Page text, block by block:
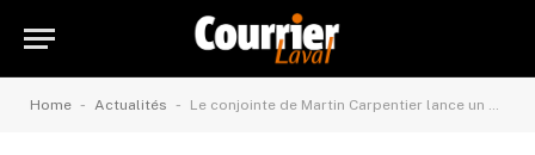
Home - Actualités - Le conjointe de Martin Carpentier lance un cri du cœur